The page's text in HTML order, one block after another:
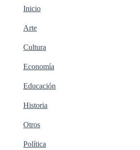
Inicio
Arte
Cultura
Economía
Educación
Historia
Otros
Política